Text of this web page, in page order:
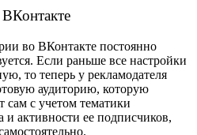
во ВКонтакте постоянно
Если раньше все настройки
то теперь у рекламодателя
аудиторию, которую
сам с учетом тематики
и активности ее подписчиков,